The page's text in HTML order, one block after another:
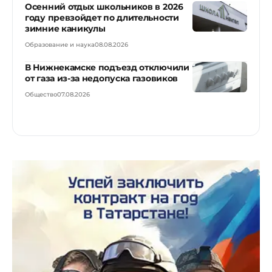
Осенний отдых школьников в 2026
году превзойдет по длительности
зимние каникулы
Образование и наука08.08.2026
В Нижнекамске подъезд отключили
от газа из-за недопуска газовиков
Общество07.08.2026